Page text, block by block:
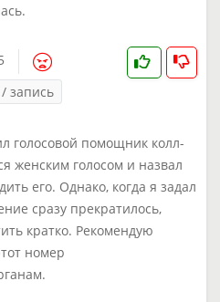
запись
голосовой помощник колл-
женским голосом и назвал
его. Однако, когда я задал
сразу прекратилось,
кратко. Рекомендую
номер